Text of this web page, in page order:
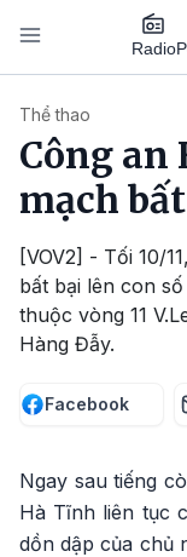
Nhảy đến nội dung
Radio
Thể thao
Công an
mạch
[VOV2] - Tối 10/
bất bại lên con
thuộc vòng 11
Hàng Đẫy.
Facebook
Ngay sau tiếng
Hà Tĩnh liên tục
dồn dập của chủ